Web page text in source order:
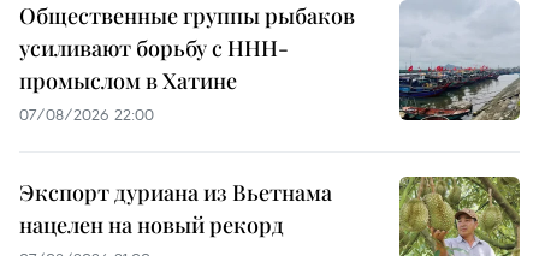
Общественные группы рыбаков
усиливают борьбу с ННН-
промыслом в Хатине
07/08/2026 22:00
Экспорт дуриана из Вьетнама
нацелен на новый рекорд